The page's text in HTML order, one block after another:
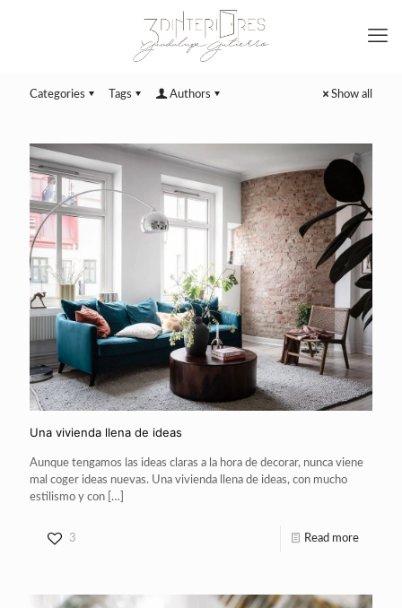
Categories Tags Authors Show all
Una vivienda llena de ideas
Aunque tengamos las ideas claras a la hora de decorar, nunca viene
mal coger ideas nuevas. Una vivienda llena de ideas, con mucho
estilismo y con […]
3 Read more